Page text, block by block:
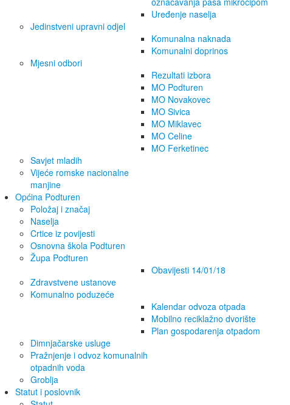
Uređenje naselja
Jedinstveni upravni odjel
Komunalna naknada
Komunalni doprinos
Mjesni odbori
Rezultati izbora
MO Podturen
MO Novakovec
MO Sivica
MO Miklavec
MO Celine
MO Ferketinec
Savjet mladih
Vijeće romske nacionalne
manjine
Općina Podturen
Položaj i značaj
Naselja
Crtice iz povijesti
Osnovna škola Podturen
Župa Podturen
Obavijesti 14/01/18
Zdravstvene ustanove
Komunalno poduzeće
Kalendar odvoza otpada
Mobilno reciklažno dvorište
Plan gospodarenja otpadom
Dimnjačarske usluge
Pražnjenje i odvoz komunalnih
otpadnih voda
Groblja
Statut i poslovnik